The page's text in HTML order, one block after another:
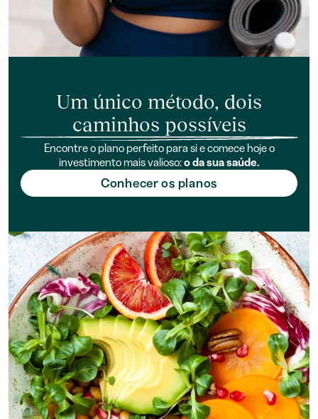
Um único método, dois
caminhos possíveis
Encontre o plano perfeito para si e comece hoje o
investimento mais valioso:o da sua saúde.
Conhecer os planos